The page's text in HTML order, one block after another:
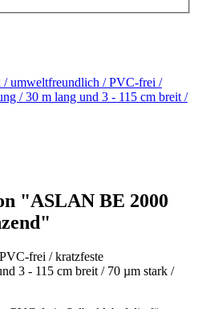
/ umweltfreundlich / PVC-frei /
/ 30 m lang und 3 - 115 cm breit /
"ASLAN BE 2000
frei / kratzfeste
3 - 115 cm breit / 70 µm stark /